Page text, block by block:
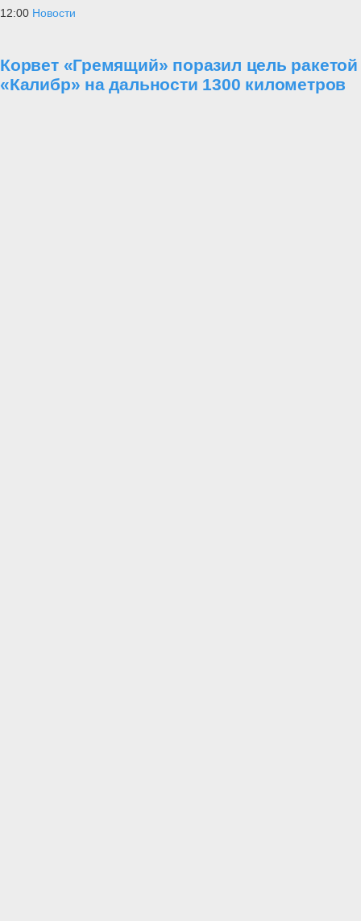
12:00 Новости
Корвет «Гремящий» поразил цель ракетой
«Калибр» на дальности 1300 километров